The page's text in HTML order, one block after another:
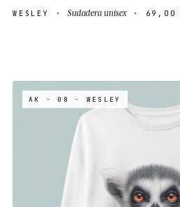
WESLEY ·Sudadera unisex · 69,00
AK · 08 · WESLEY